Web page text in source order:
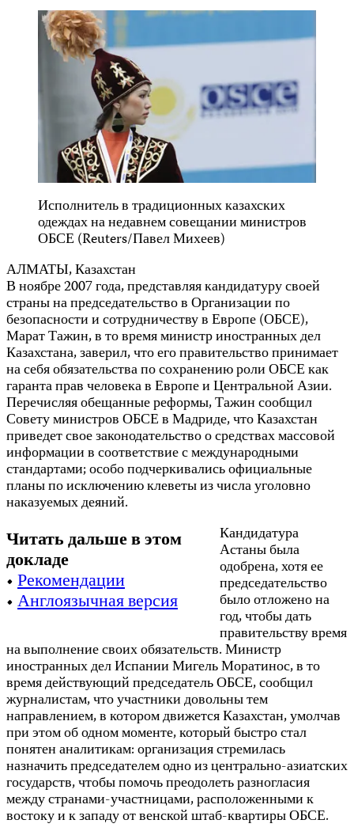
Исполнитель в традиционных казахских
одеждах на недавнем совещании министров
ОБСЕ (Reuters/Павел Михеев)
АЛМАТЫ, Казахстан
В ноябре 2007 года, представляя кандидатуру своей
страны на председательство в Организации по
безопасности и сотрудничеству в Европе (ОБСЕ),
Марат Тажин, в то время министр иностранных дел
Казахстана, заверил, что его правительство принимает
на себя обязательства по сохранению роли ОБСЕ как
гаранта прав человека в Европе и Центральной Азии.
Перечисляя обещанные реформы, Тажин сообщил
Совету министров ОБСЕ в Мадриде, что Казахстан
приведет свое законодательство о средствах массовой
информации в соответствие с международными
стандартами; особо подчеркивались официальные
планы поисключению клеветы из числа уголовно
наказуемых деяний.
Читать дальше в этом
докладе
•Рекомендации
•Англоязычная версия
Кандидатура
Астаны была
одобрена, хотя ее
председательство
было отложено на
год, чтобы дать
правительству время
на выполнение своих обязательств. Министр
иностранных дел Испании Мигель Моратинос, в то
время действующий председатель ОБСЕ, сообщил
журналистам, что участники довольны тем
направлением, в котором движется Казахстан, умолчав
при этом об одном моменте, который быстро стал
понятен аналитикам: организация стремилась
назначить председателем одно из центрально-азиатских
государств, чтобы помочь преодолеть разногласия
между странами-участницами, расположенными к
востоку и к западу от венской штаб-квартиры ОБСЕ.